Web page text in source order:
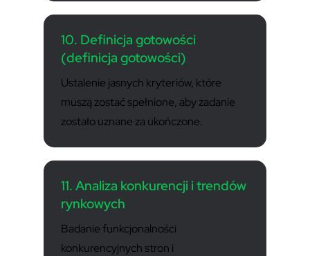
10. Definicja gotowości
(definicja gotowości)
Ustalenie jasnych kryteriów, które
muszą zostać spełnione, aby zadanie
zostało uznane za ukończone.
11. Analiza konkurencji i trendów
rynkowych
Badanie funkcjonalności
konkurencyjnych stron i